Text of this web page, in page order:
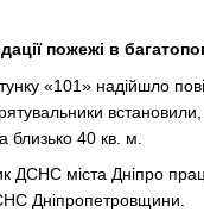
пожежі в
«101» надійшло
40 кв. м.